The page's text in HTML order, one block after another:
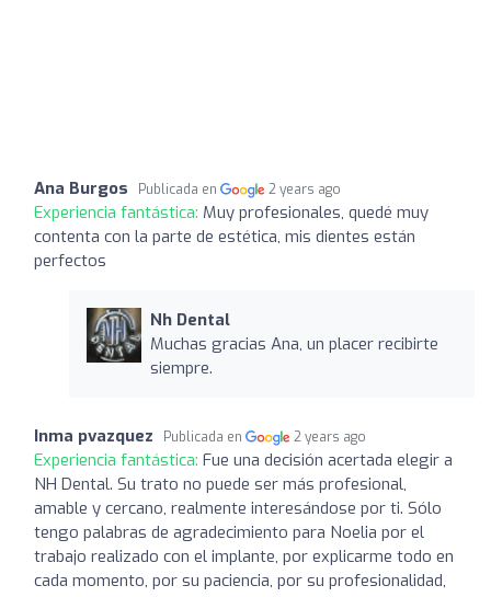
Ana Burgos Publicada en 2 years ago
Experiencia fantástica: Muy profesionales, quedé muy
contenta con la parte de estética, mis dientes están
perfectos
Nh Dental
Muchas gracias Ana, un placer recibirte
siempre.
Inma pvazquez Publicada en 2 years ago
Experiencia fantástica: Fue una decisión acertada elegir a
NH Dental. Su trato no puede ser más profesional,
amable y cercano, realmente interesándose por ti. Sólo
tengo palabras de agradecimiento para Noelia por el
trabajo realizado con el implante, por explicarme todo en
cada momento, por su paciencia, por su profesionalidad,